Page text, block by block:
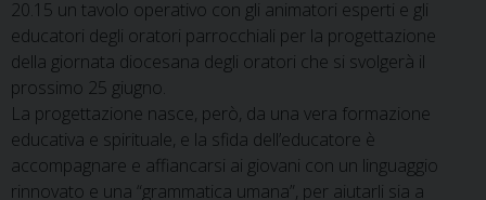
20.15 un tavolo operativo con gli animatori esperti e gli
educatori degli oratori parrocchiali per la progettazione
della giornata diocesana degli oratori che si svolgerà il
prossimo 25 giugno.
La progettazione nasce, però, da una vera formazione
educativa e spirituale, e la sfida dell’educatore è
accompagnare e affiancarsi ai giovani con un linguaggio
rinnovato e una “grammatica umana”, per aiutarli sia a